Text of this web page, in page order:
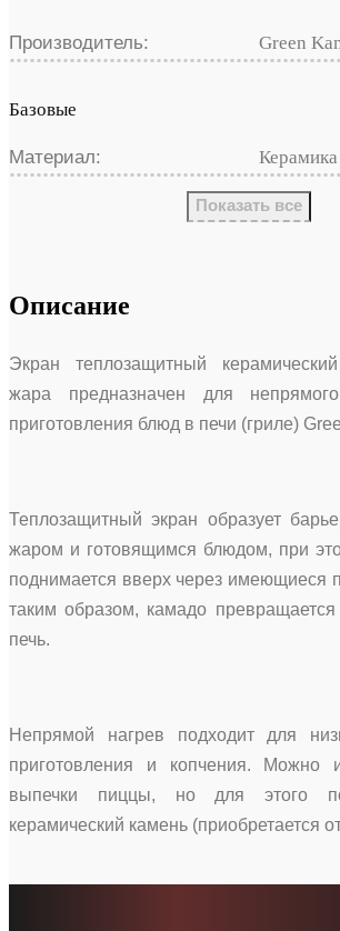
Производитель: Green
Базовые
Материал: Керамика
Показать все
Описание
Экран теплозащитный
жара предназначен для непрямого
приготовления блюд в печи (гриле)
Теплозащитный экран образует
жаром и готовящимся блюдом, при
поднимается вверх через имеющиеся
таким образом, камадо
печь.
Непрямой нагрев подходит для
приготовления и копчения. Можно
выпечки пиццы, но для этого
керамический камень (приобретается